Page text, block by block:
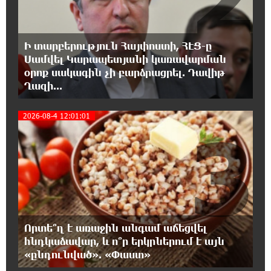
18:02:58 8-08-2026
Դմիտրի Մեդվեդև. Արևմուտքի
քաղաքականությունը Հայաստանի
նկատմամբ կրկնում է վրացական սցենարը
17:36:59 8-08-2026
Հայաստանում լուրջ վտանգներ է
պարունակում. Ավետիք Չալաբյան
17:28:45 8-08-2026
«Հայաքվե»-ի հայտարարությունից հետո
WCC-ն արձագանքել է Հայ Եկեղեցու շուրջ
ստեղծված իրավիճակին
16:58:38 8-08-2026
«Շտապ հաստատեք քարտի տվյալները»․
IDBank-ը զգուշացնում է հյուրանոցների
Ի տարբերություն Հայփոստի, ՀԷՑ-ը
Սամվել Կարապետյանի կառավարման
օրոք սակագին չի բարձրացրել. Դավիթ
Ղազի...
2026-08-4 12:01:01
Որտե՞ղ է առաջին անգամ աճեցվել
հնդկաձավար, և ո՞ր երկրներում է այն
«ընդունված». «Փաստ»
3